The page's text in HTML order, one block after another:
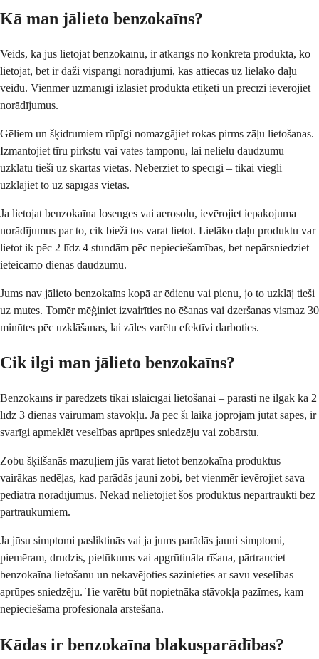
Kā man jālieto benzokaīns?
Veids, kā jūs lietojat benzokaīnu, ir atkarīgs no konkrētā produkta, ko
lietojat, bet ir daži vispārīgi norādījumi, kas attiecas uz lielāko daļu
veidu. Vienmēr uzmanīgi izlasiet produkta etiķeti un precīzi ievērojiet
norādījumus.
Gēliem un šķidrumiem rūpīgi nomazgājiet rokas pirms zāļu lietošanas.
Izmantojiet tīru pirkstu vai vates tamponu, lai nelielu daudzumu
uzklātu tieši uz skartās vietas. Neberziet to spēcīgi – tikai viegli
uzklājiet to uz sāpīgās vietas.
Ja lietojat benzokaīna losenges vai aerosolu, ievērojiet iepakojuma
norādījumus par to, cik bieži tos varat lietot. Lielāko daļu produktu var
lietot ik pēc 2 līdz 4 stundām pēc nepieciešamības, bet nepārsniedziet
ieteicamo dienas daudzumu.
Jums nav jālieto benzokaīns kopā ar ēdienu vai pienu, jo to uzklāj tieši
uz mutes. Tomēr mēģiniet izvairīties no ēšanas vai dzeršanas vismaz 30
minūtes pēc uzklāšanas, lai zāles varētu efektīvi darboties.
Cik ilgi man jālieto benzokaīns?
Benzokaīns ir paredzēts tikai īslaicīgai lietošanai – parasti ne ilgāk kā 2
līdz 3 dienas vairumam stāvokļu. Ja pēc šī laika joprojām jūtat sāpes, ir
svarīgi apmeklēt veselības aprūpes sniedzēju vai zobārstu.
Zobu šķilšanās mazuļiem jūs varat lietot benzokaīna produktus
vairākas nedēļas, kad parādās jauni zobi, bet vienmēr ievērojiet sava
pediatra norādījumus. Nekad nelietojiet šos produktus nepārtraukti bez
pārtraukumiem.
Ja jūsu simptomi pasliktinās vai ja jums parādās jauni simptomi,
piemēram, drudzis, pietūkums vai apgrūtināta rīšana, pārtrauciet
benzokaīna lietošanu un nekavējoties sazinieties ar savu veselības
aprūpes sniedzēju. Tie varētu būt nopietnāka stāvokļa pazīmes, kam
nepieciešama profesionāla ārstēšana.
Kādas ir benzokaīna blakusparādības?